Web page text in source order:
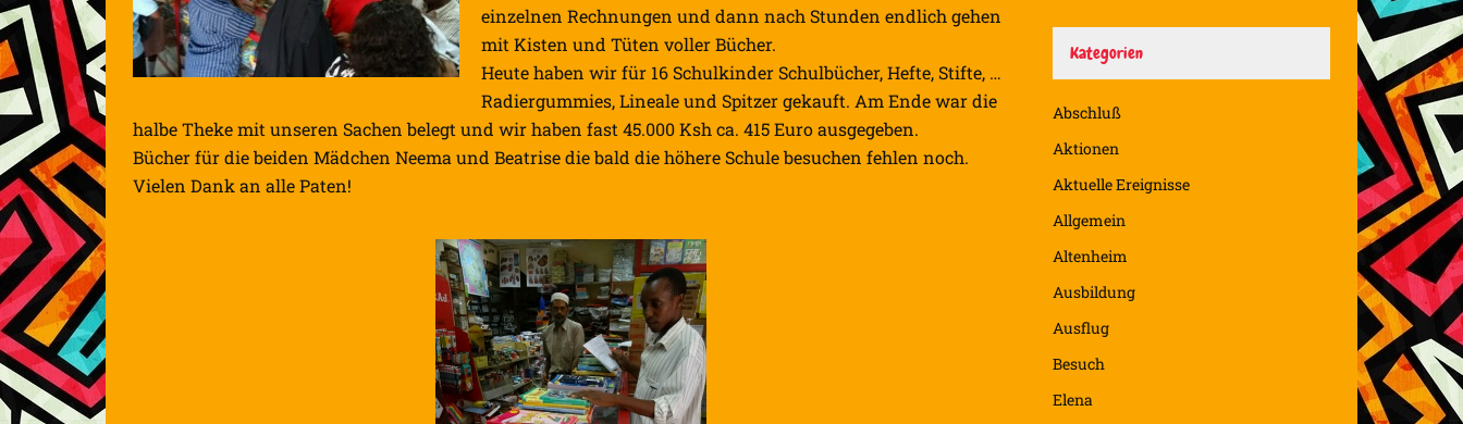
einzelnen Rechnungen und dann nach Stunden endlich gehen
mit Kisten und Tüten voller Bücher.
Heute haben wir für 16 Schulkinder Schulbücher, Hefte, Stifte, …
Radiergummies, Lineale und Spitzer gekauft. Am Ende war die
halbe Theke mit unseren Sachen belegt und wir haben fast 45.000 Ksh ca. 415 Euro ausgegeben.
Bücher für die beiden Mädchen Neema und Beatrise die bald die höhere Schule besuchen fehlen noch.
Vielen Dank an alle Paten!
Kategorien
Abschluß
Aktionen
Aktuelle Ereignisse
Allgemein
Altenheim
Ausbildung
Ausflug
Besuch
Elena